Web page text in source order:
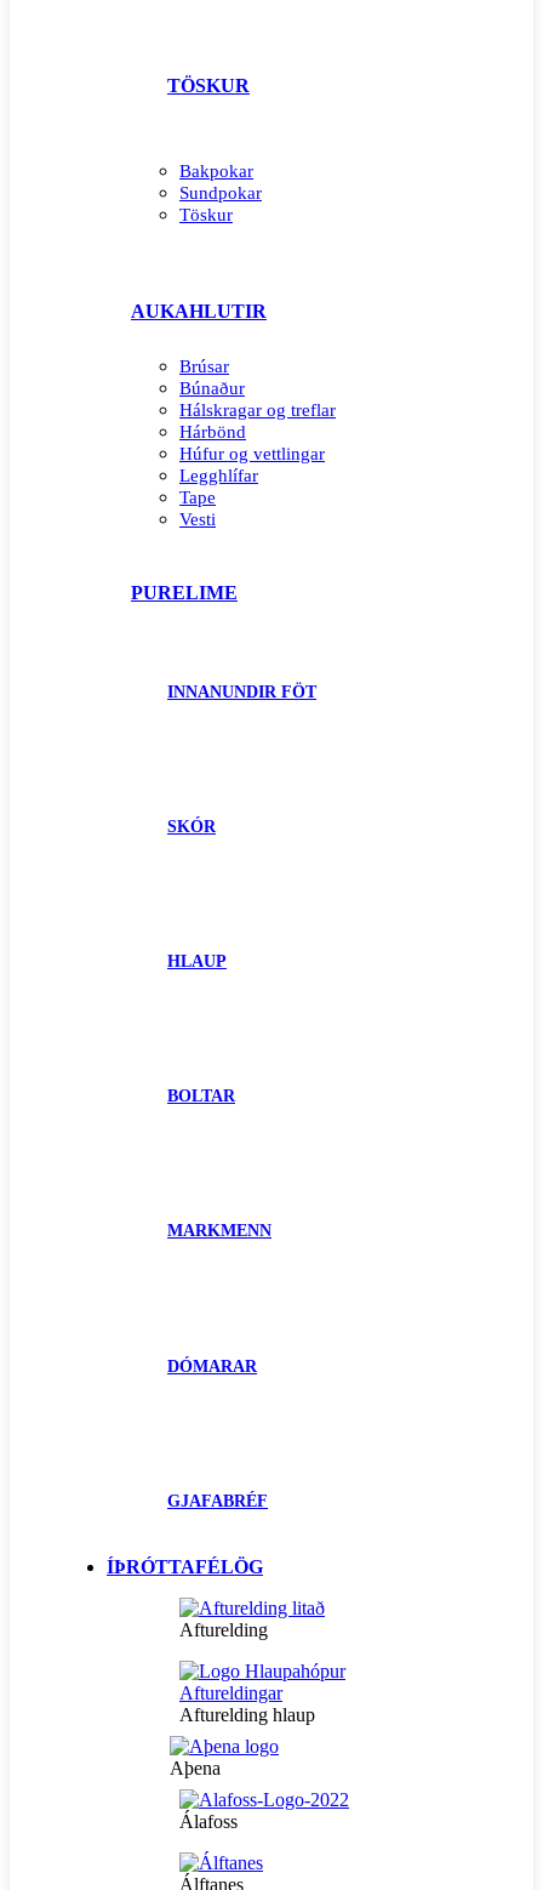
TÖSKUR
Bakpokar
Sundpokar
Töskur
AUKAHLUTIR
Brúsar
Búnaður
Hálskragar og treflar
Hárbönd
Húfur og vettlingar
Legghlífar
Tape
Vesti
PURELIME
INNANUNDIR FÖT
SKÓR
HLAUP
BOLTAR
MARKMENN
DÓMARAR
GJAFABRÉF
ÍÞRÓTTAFÉLÖG
Afturelding
Afturelding hlaup
Aþena
Álafoss
Álftanes